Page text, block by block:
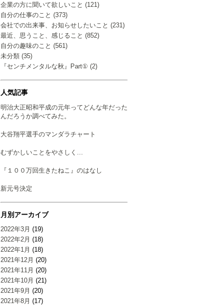
企業の方に聞いて欲しいこと (121)
自分の仕事のこと (373)
会社での出来事、お知らせしたいこと (231)
最近、思うこと、感じること (852)
自分の趣味のこと (561)
未分類 (35)
『センチメンタルな秋』Part① (2)
人気記事
明治大正昭和平成の元年ってどんな年だった
んだろうか調べてみた。
大谷翔平選手のマンダラチャート
むずかしいことをやさしく…
『１００万回生きたねこ』のはなし
新元号決定
月別アーカイブ
2022年3月 (19)
2022年2月 (18)
2022年1月 (18)
2021年12月 (20)
2021年11月 (20)
2021年10月 (21)
2021年9月 (20)
2021年8月 (17)